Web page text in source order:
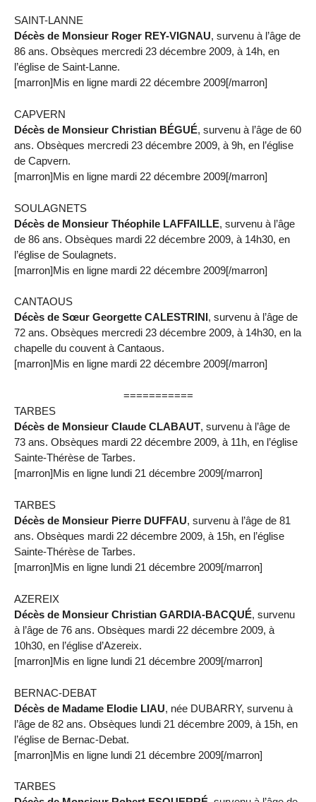
SAINT-LANNE
Décès de Monsieur Roger REY-VIGNAU, survenu à l’âge de
86 ans. Obsèques mercredi 23 décembre 2009, à 14h, en
l’église de Saint-Lanne.
[marron]Mis en ligne mardi 22 décembre 2009[/marron]
CAPVERN
Décès de Monsieur Christian BÉGUÉ, survenu à l’âge de 60
ans. Obsèques mercredi 23 décembre 2009, à 9h, en l’église
de Capvern.
[marron]Mis en ligne mardi 22 décembre 2009[/marron]
SOULAGNETS
Décès de Monsieur Théophile LAFFAILLE, survenu à l’âge
de 86 ans. Obsèques mardi 22 décembre 2009, à 14h30, en
l’église de Soulagnets.
[marron]Mis en ligne mardi 22 décembre 2009[/marron]
CANTAOUS
Décès de Sœur Georgette CALESTRINI , survenu à l’âge de
72 ans. Obsèques mercredi 23 décembre 2009, à 14h30, en la
chapelle du couvent à Cantaous.
[marron]Mis en ligne mardi 22 décembre 2009[/marron]
===========
TARBES
Décès de Monsieur Claude CLABAUT, survenu à l’âge de
73 ans. Obsèques mardi 22 décembre 2009, à 11h, en l’église
Sainte-Thérèse de Tarbes.
[marron]Mis en ligne lundi 21 décembre 2009[/marron]
TARBES
Décès de Monsieur Pierre DUFFAU, survenu à l’âge de 81
ans. Obsèques mardi 22 décembre 2009, à 15h, en l’église
Sainte-Thérèse de Tarbes.
[marron]Mis en ligne lundi 21 décembre 2009[/marron]
AZEREIX
Décès de Monsieur Christian GARDIA-BACQUÉ, survenu
à l’âge de 76 ans. Obsèques mardi 22 décembre 2009, à
10h30, en l’église d’Azereix.
[marron]Mis en ligne lundi 21 décembre 2009[/marron]
BERNAC-DEBAT
Décès de Madame Elodie LIAU, née DUBARRY, survenu à
l’âge de 82 ans. Obsèques lundi 21 décembre 2009, à 15h, en
l’église de Bernac-Debat.
[marron]Mis en ligne lundi 21 décembre 2009[/marron]
TARBES